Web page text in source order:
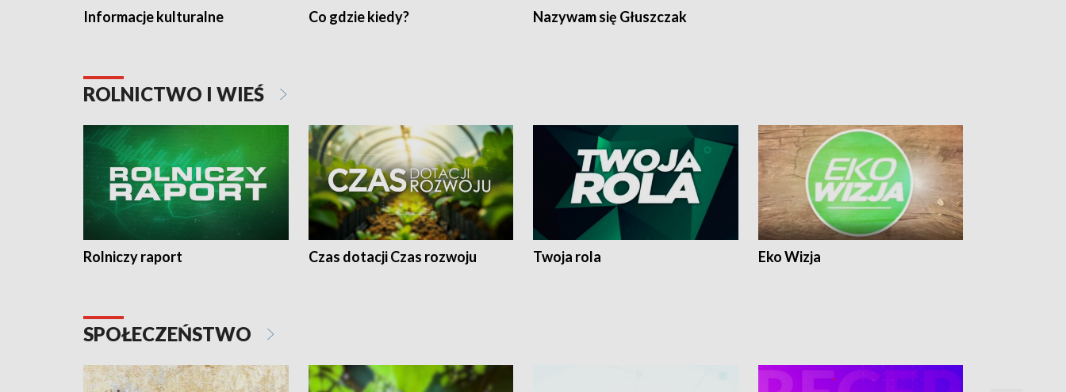
Informacje kulturalne Co gdzie kiedy? Nazywam się Głuszczak
ROLNICTWO I WIEŚ
Rolniczy raport Czas dotacji Czas rozwoju Twoja rola Eko Wizja
SPOŁECZEŃSTWO